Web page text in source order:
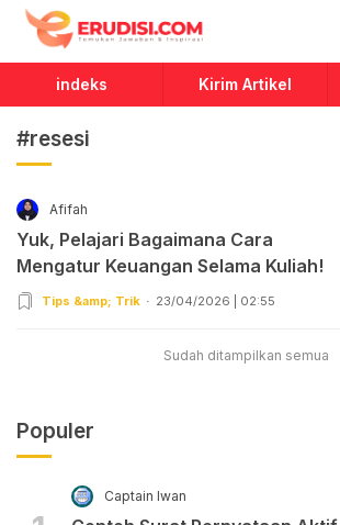
Erudisi
Temukan Jawaban dan Inspirasi
indeks Kirim Artikel
#resesi
Afifah
Yuk, Pelajari Bagaimana Cara
Mengatur Keuangan Selama Kuliah!
Tips &amp; Trik 23/04/2026 | 02:55
Sudah ditampilkan semua
Populer
Captain Iwan